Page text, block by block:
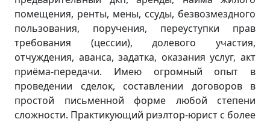
помещения, ренты, мены, ссуды, безвозмездного
пользования, поручения, переуступки прав
требования (цессии), долевого участия,
отчуждения, аванса, задатка, оказания услуг, акт
приёма-передачи. Имею огромный опыт в
проведении сделок, составлении договоров в
простой письменной форме любой степени
сложности. Практикующий риэлтор-юрист с более